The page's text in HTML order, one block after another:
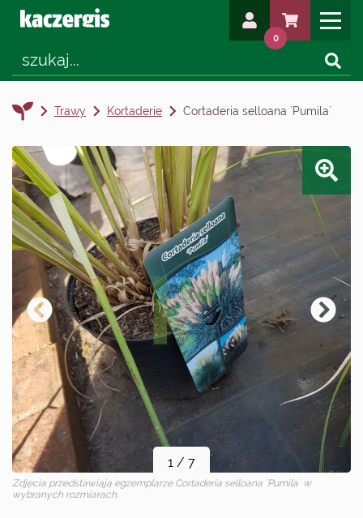
0
Trawy Kortaderie Cortaderia selloana `Pumila`
1 / 7
Zdjęcia przedstawiają egzemplarze Cortaderia selloana `Pumila` w
wybranych rozmiarach.